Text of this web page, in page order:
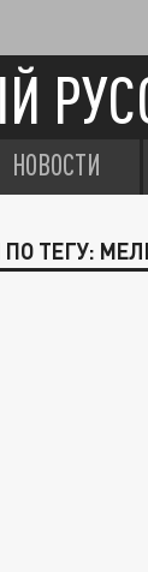
НОВОСТИ
ТЕГУ: